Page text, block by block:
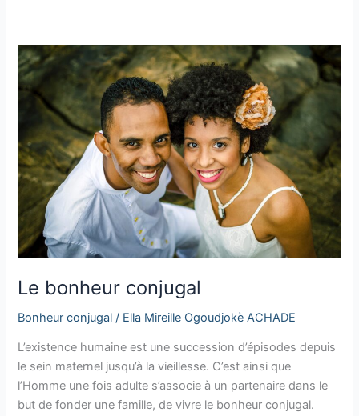
Le bonheur conjugal
Bonheur conjugal / Ella Mireille Ogoudjokè ACHADE
L’existence humaine est une succession d’épisodes depuis
le sein maternel jusqu’à la vieillesse. C’est ainsi que
l’Homme une fois adulte s’associe à un partenaire dans le
but de fonder une famille, de vivre le bonheur conjugal.
Le
bonheur
conjugal